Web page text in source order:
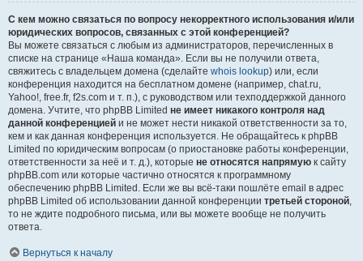
С кем можно связаться по вопросу некорректного использования и/или
юридических вопросов, связанных с этой конференцией?
Вы можете связаться с любым из администраторов, перечисленных в
списке на странице «Наша команда». Если вы не получили ответа,
свяжитесь с владельцем домена (сделайте whois lookup) или, если
конференция находится на бесплатном домене (например, chat.ru,
Yahoo!, free.fr, f2s.com и т. п.), с руководством или техподдержкой данного
домена. Учтите, что phpBB Limited не имеет никакого контроля над
данной конференцией и не может нести никакой ответственности за то,
кем и как данная конференция используется. Не обращайтесь к phpBB
Limited по юридическим вопросам (о приостановке работы конференции,
ответственности за неё и т. д.), которые не относятся напрямую к сайту
phpBB.com или которые частично относятся к программному
обеспечению phpBB Limited. Если же вы всё-таки пошлёте email в адрес
phpBB Limited об использовании данной конференции третьей стороной,
то не ждите подробного письма, или вы можете вообще не получить
ответа.
Вернуться к началу